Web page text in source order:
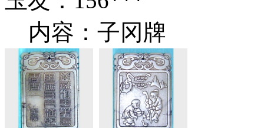
内容：子冈牌